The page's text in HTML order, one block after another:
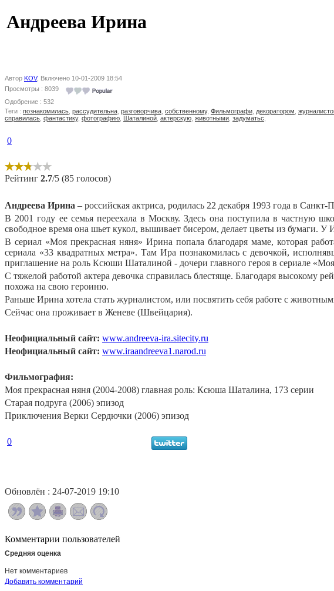
Андреева Ирина
Автор KOV, Включено 10-01-2009 18:54
Просмотры : 8039
Одобрение : 532
Теги : познакомилась рассудительна разговорчива собственному, Фильмографи декоратором
справилась фантастику, фотографию Шаталиной актерскую животными задуматьс
0
Рейтинг 2.7/5 (85 голосов)
Андреева Ирина – российская актриса, родилась 22 декабря 1993 года в Санкт-
В 2001 году ее семья переехала в Москву. Здесь она поступила в частную
свободное время она шьет кукол, вышивает бисером, делает цветы из бумаги. У
В сериал «Моя прекрасная няня» Ирина попала благодаря маме, которая
сериала «33 квадратных метра». Там Ира познакомилась с девочкой,
приглашение на роль Ксюши Шаталиной - дочери главного героя в сериале
С тяжелой работой актера девочка справилась блестяще. Благодаря высокому
похожа на свою героиню.
Раньше Ирина хотела стать журналистом, или посвятить себя работе с
Сейчас она проживает в Женеве (Швейцария).
Неофициальный сайт: www.andreeva-ira.sitecity.ru
Неофициальный сайт: www.iraandreeva1.narod.ru
Фильмография:
Моя прекрасная няня (2004-2008) главная роль: Ксюша Шаталина, 173 серии
Старая подруга (2006) эпизод
Приключения Верки Сердючки (2006) эпизод
0
Обновлён : 24-07-2019 19:10
Комментарии пользователей
Средняя оценка
Нет комментариев
Добавить комментарий